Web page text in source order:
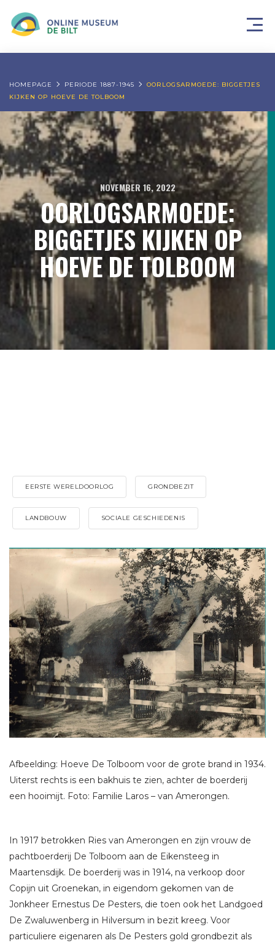
HOMEPAGE PERIODE 1887-1945
OORLOGSARMOEDE: BIGGETJES
KIJKEN OP HOEVE DE TOLBOOM
NOVEMBER 16, 2022
OORLOGSARMOEDE:
BIGGETJES KIJKEN OP
HOEVE DE TOLBOOM
EERSTE WERELDOORLOG GRONDBEZIT
LANDBOUW SOCIALE GESCHIEDENIS
Afbeelding: Hoeve De Tolboom voor de grote brand in 1934.
Uiterst rechts is een bakhuis te zien, achter de boerderij
een hooimijt. Foto: Familie Laros – van Amerongen.
In 1917 betrokken Ries van Amerongen en zijn vrouw de
pachtboerderij De Tolboom aan de Eikensteeg in
Maartensdijk. De boerderij was in 1914, na verkoop door
Copijn uit Groenekan, in eigendom gekomen van de
Jonkheer Ernestus De Pesters, die toen ook het Landgoed
De Zwaluwenberg in Hilversum in bezit kreeg. Voor
particuliere eigenaren als De Pesters gold grondbezit als